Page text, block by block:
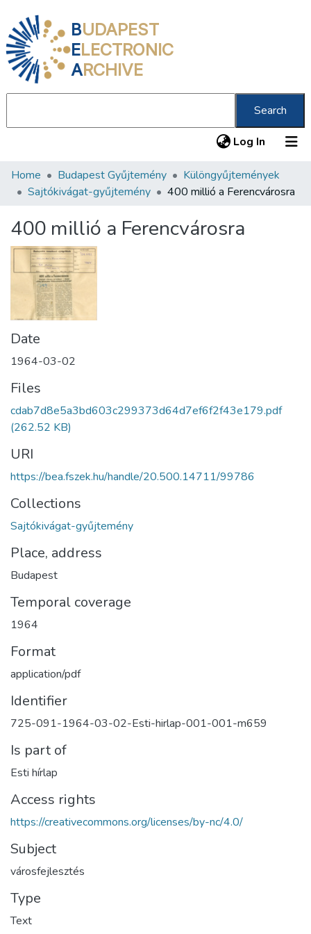
BUDAPEST
ELECTRONIC
ARCHIVE
Search
Log In (current)
Communities & Collections
Statistics
About us
Home Budapest Gyűjtemény
Különgyűjtemények
Sajtókivágat-gyűjtemény
400 millió a Ferencvárosra
400 millió a Ferencvárosra
Date
1964-03-02
Files
cdab7d8e5a3bd603c299373d64d7ef6f2f43e179.pdf
(262.52 KB)
URI
https://bea.fszek.hu/handle/20.500.14711/99786
Collections
Sajtókivágat-gyűjtemény
Place, address
Budapest
Temporal coverage
1964
Format
application/pdf
Identifier
725-091-1964-03-02-Esti-hirlap-001-001-m659
Is part of
Esti hírlap
Access rights
https://creativecommons.org/licenses/by-nc/4.0/
Subject
városfejlesztés
Type
Text